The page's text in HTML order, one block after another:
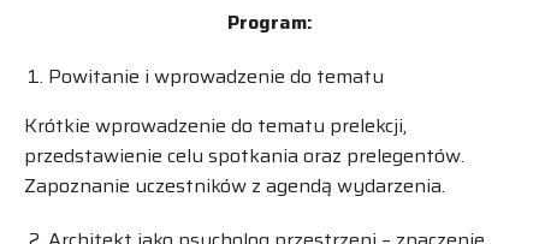
Program:
Powitanie i wprowadzenie do tematu
Krótkie wprowadzenie do tematu prelekcji,
przedstawienie celu spotkania oraz prelegentów.
Zapoznanie uczestników z agendą wydarzenia.